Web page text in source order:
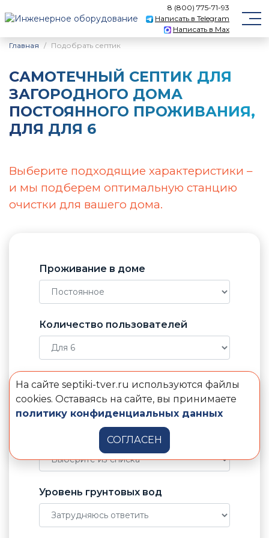
8 (800) 775-71-93
Написать в Telegram
Написать в Max
Главная
Подобрать септик
САМОТЕЧНЫЙ CЕПТИК ДЛЯ
ЗАГОРОДНОГО ДОМА
ПОСТОЯННОГО ПРОЖИВАНИЯ,
ДЛЯ ДЛЯ 6
Выберите подходящие характеристики –
и мы подберем оптимальную станцию
очистки для вашего дома.
Проживание в доме
Количество пользователей
Отвод воды от септика
Электричество в доме
Уровень грунтовых вод
На сайте septiki-tver.ru используются файлы
cookies. Оставаясь на сайте, вы принимаете
политику конфиденциальных данных
СОГЛАСЕН